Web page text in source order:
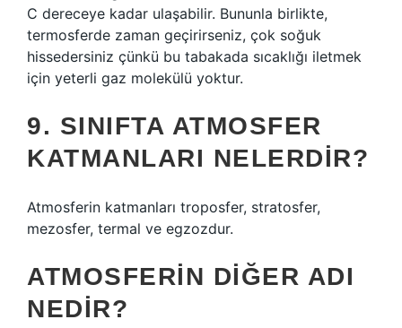
C dereceye kadar ulaşabilir. Bununla birlikte,
termosferde zaman geçirirseniz, çok soğuk
hissedersiniz çünkü bu tabakada sıcaklığı iletmek
için yeterli gaz molekülü yoktur.
9. SINIFTA ATMOSFER
KATMANLARI NELERDIR?
Atmosferin katmanları troposfer, stratosfer,
mezosfer, termal ve egzozdur.
ATMOSFERIN DIĞER ADI
NEDIR?